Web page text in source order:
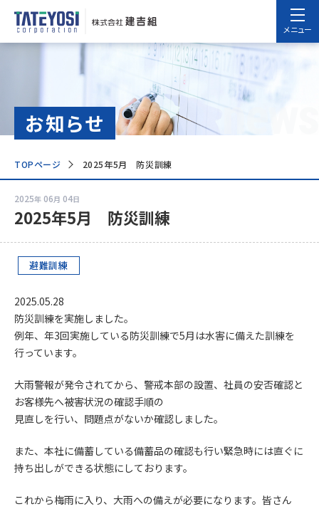
メニュー
お知らせ news
TOPページ 2025年5月 防災訓練
2025年 06月 04日
2025年5月 防災訓練
避難訓練
2025.05.28
防災訓練を実施しました。
例年、年3回実施している防災訓練で5月は水害に備えた訓練を
行っています。
大雨警報が発令されてから、警戒本部の設置、社員の安否確認と
お客様先へ被害状況の確認手順の
見直しを行い、問題点がないか確認しました。
また、本社に備蓄している備蓄品の確認も行い緊急時には直ぐに
持ち出しができる状態にしております。
これから梅雨に入り、大雨への備えが必要になります。皆さん